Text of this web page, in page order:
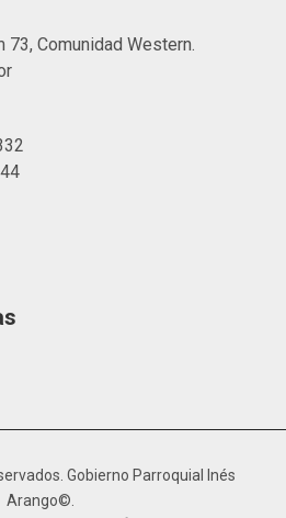
73, Comunidad Western.
Gobierno Parroquial Inés
Arango©.